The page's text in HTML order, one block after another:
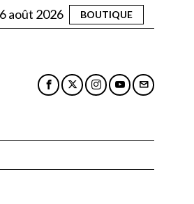
6 août 2026 BOUTIQUE